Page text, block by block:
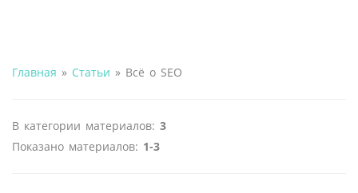
Главная » Статьи » Всё о SEO
В категории материалов: 3
Показано материалов: 1-3